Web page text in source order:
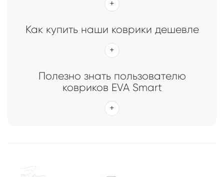
Как купить наши коврики дешевле
Полезно знать пользователю
ковриков EVA Smart